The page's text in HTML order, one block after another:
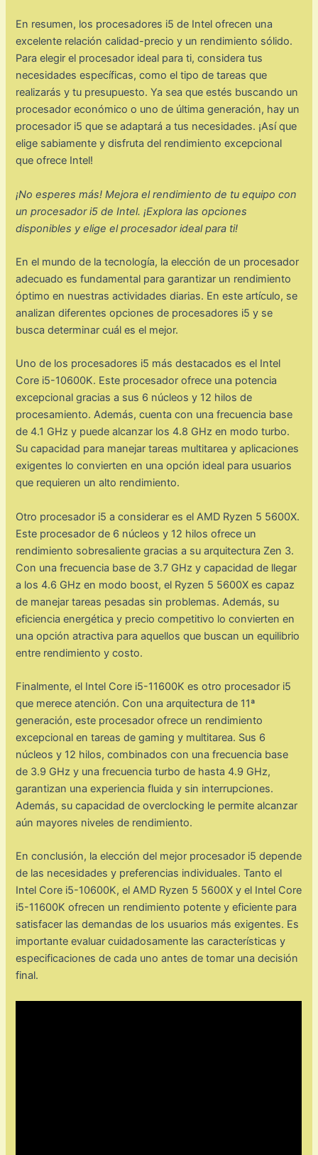
En resumen, los procesadores i5 de Intel ofrecen una
excelente relación calidad-precio y un rendimiento sólido.
Para elegir el procesador ideal para ti, considera tus
necesidades específicas, como el tipo de tareas que
realizarás y tu presupuesto. Ya sea que estés buscando un
procesador económico o uno de última generación, hay un
procesador i5 que se adaptará a tus necesidades. ¡Así que
elige sabiamente y disfruta del rendimiento excepcional
que ofrece Intel!
¡No esperes más! Mejora el rendimiento de tu equipo con
un procesador i5 de Intel. ¡Explora las opciones
disponibles y elige el procesador ideal para ti!
En el mundo de la tecnología, la elección de un procesador
adecuado es fundamental para garantizar un rendimiento
óptimo en nuestras actividades diarias. En este artículo, se
analizan diferentes opciones de procesadores i5 y se
busca determinar cuál es el mejor.
Uno de los procesadores i5 más destacados es el Intel
Core i5-10600K. Este procesador ofrece una potencia
excepcional gracias a sus 6 núcleos y 12 hilos de
procesamiento. Además, cuenta con una frecuencia base
de 4.1 GHz y puede alcanzar los 4.8 GHz en modo turbo.
Su capacidad para manejar tareas multitarea y aplicaciones
exigentes lo convierten en una opción ideal para usuarios
que requieren un alto rendimiento.
Otro procesador i5 a considerar es el AMD Ryzen 5 5600X.
Este procesador de 6 núcleos y 12 hilos ofrece un
rendimiento sobresaliente gracias a su arquitectura Zen 3.
Con una frecuencia base de 3.7 GHz y capacidad de llegar
a los 4.6 GHz en modo boost, el Ryzen 5 5600X es capaz
de manejar tareas pesadas sin problemas. Además, su
eficiencia energética y precio competitivo lo convierten en
una opción atractiva para aquellos que buscan un equilibrio
entre rendimiento y costo.
Finalmente, el Intel Core i5-11600K es otro procesador i5
que merece atención. Con una arquitectura de 11ª
generación, este procesador ofrece un rendimiento
excepcional en tareas de gaming y multitarea. Sus 6
núcleos y 12 hilos, combinados con una frecuencia base
de 3.9 GHz y una frecuencia turbo de hasta 4.9 GHz,
garantizan una experiencia fluida y sin interrupciones.
Además, su capacidad de overclocking le permite alcanzar
aún mayores niveles de rendimiento.
En conclusión, la elección del mejor procesador i5 depende
de las necesidades y preferencias individuales. Tanto el
Intel Core i5-10600K, el AMD Ryzen 5 5600X y el Intel Core
i5-11600K ofrecen un rendimiento potente y eficiente para
satisfacer las demandas de los usuarios más exigentes. Es
importante evaluar cuidadosamente las características y
especificaciones de cada uno antes de tomar una decisión
final.